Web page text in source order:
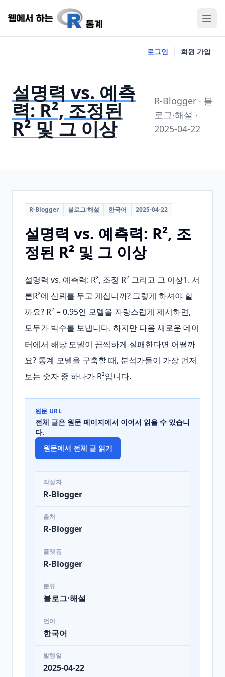
로그인 회원 가입
설명력 vs. 예측
력: R², 조정된
R² 및 그 이상
R-Blogger · 블
로그·해설 ·
2025-04-22
R-Blogger 블로그·해설 한국어 2025-04-22
설명력 vs. 예측력: R², 조
정된 R² 및 그 이상
설명력 vs. 예측력: R², 조정 R² 그리고 그 이상1. 서
론R²에 신뢰를 두고 계십니까? 그렇게 하셔야 할
까요? R² = 0.95인 모델을 자랑스럽게 제시하면,
모두가 박수를 보냅니다. 하지만 다음 새로운 데이
터에서 해당 모델이 끔찍하게 실패한다면 어떨까
요? 통계 모델을 구축할 때, 분석가들이 가장 먼저
보는 숫자 중 하나가 R²입니다.
원문 URL
전체 글은 원문 페이지에서 이어서 읽을 수 있습니
다.
원문에서 전체 글 읽기
작성자
R-Blogger
출처
R-Blogger
플랫폼
R-Blogger
분류
블로그·해설
언어
한국어
발행일
2025-04-22